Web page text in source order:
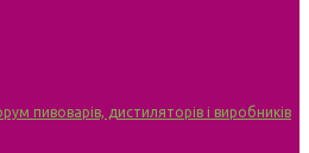
пивоварів, дистиляторів і виробників